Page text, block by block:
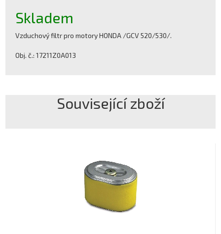
Skladem
Vzduchový filtr pro motory HONDA /GCV 520/530/.
Obj. č.: 17211Z0A013
Související zboží